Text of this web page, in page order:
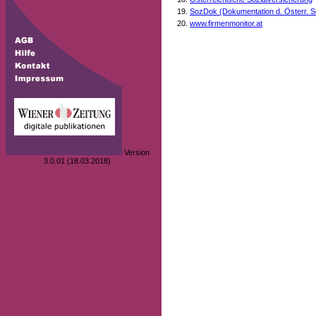
Version
3.0.01 (18.03.2018)
SozDok (Dokumentation d. Österr.
www.firmenmonitor.at